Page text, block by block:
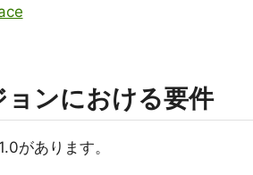
ンにおける要件
があります。